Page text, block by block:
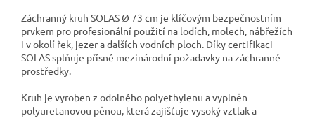
Záchranný kruh SOLAS Ø 73 cm je klíčovým bezpečnostním
prvkem pro profesionální použití na lodích, molech, nábřežích
i v okolí řek, jezer a dalších vodních ploch. Díky certifikaci
SOLAS splňuje přísné mezinárodní požadavky na záchranné
prostředky.
Kruh je vyroben z odolného polyethylenu a vyplněn
polyuretanovou pěnou, která zajišťuje vysoký vztlak a